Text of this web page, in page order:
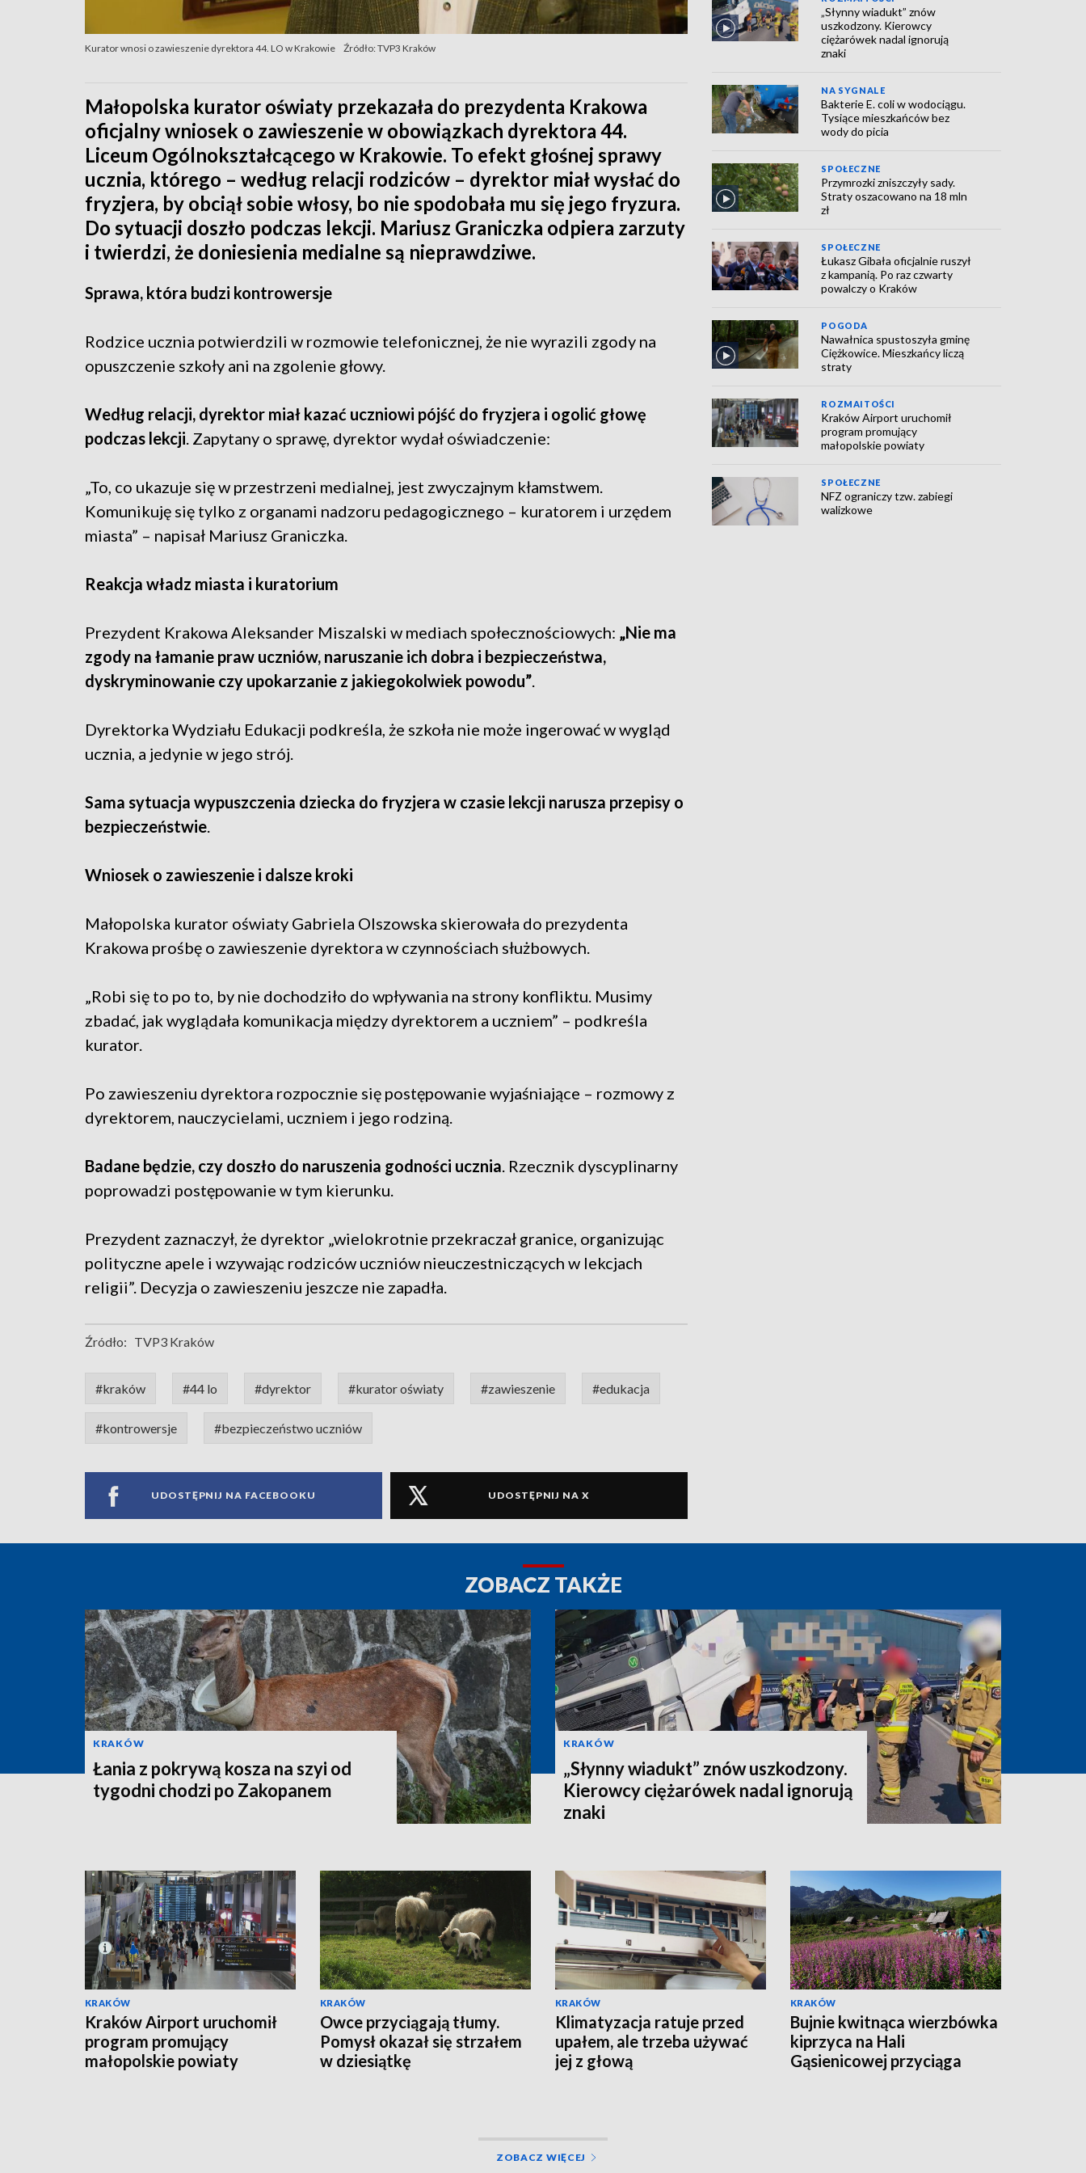
Kurator wnosi o zawieszenie dyrektora 44. LO w Krakowie Źródło: TVP3 Kraków
Małopolska kurator oświaty przekazała do prezydenta Krakowa
oficjalny wniosek o zawieszenie w obowiązkach dyrektora 44.
Liceum Ogólnokształcącego w Krakowie. To efekt głośnej sprawy
ucznia, którego – według relacji rodziców – dyrektor miał wysłać do
fryzjera, by obciął sobie włosy, bo nie spodobała mu się jego fryzura.
Do sytuacji doszło podczas lekcji. Mariusz Graniczka odpiera zarzuty
i twierdzi, że doniesienia medialne są nieprawdziwe.
Sprawa, która budzi kontrowersje
Rodzice ucznia potwierdzili w rozmowie telefonicznej, że nie wyrazili zgody na
opuszczenie szkoły ani na zgolenie głowy.
Według relacji, dyrektor miał kazać uczniowi pójść do fryzjera i ogolić głowę
podczas lekcji . Zapytany o sprawę, dyrektor wydał oświadczenie:
„To, co ukazuje się w przestrzeni medialnej, jest zwyczajnym kłamstwem.
Komunikuję się tylko z organami nadzoru pedagogicznego – kuratorem i urzędem
miasta” – napisał Mariusz Graniczka.
Reakcja władz miasta i kuratorium
Prezydent Krakowa Aleksander Miszalski w mediach społecznościowych: „Nie ma
zgody na łamanie praw uczniów, naruszanie ich dobra i bezpieczeństwa,
dyskryminowanie czy upokarzanie z jakiegokolwiek powodu”
Dyrektorka Wydziału Edukacji podkreśla, że szkoła nie może ingerować w wygląd
ucznia, a jedynie w jego strój.
Sama sytuacja wypuszczenia dziecka do fryzjera w czasie lekcji narusza przepisy o
bezpieczeństwie
Wniosek o zawieszenie i dalsze kroki
Małopolska kurator oświaty Gabriela Olszowska skierowała do prezydenta
Krakowa prośbę o zawieszenie dyrektora w czynnościach służbowych.
„Robi się to po to, by nie dochodziło do wpływania na strony konfliktu. Musimy
zbadać, jak wyglądała komunikacja między dyrektorem a uczniem” – podkreśla
kurator.
Po zawieszeniu dyrektora rozpocznie się postępowanie wyjaśniające – rozmowy z
dyrektorem, nauczycielami, uczniem i jego rodziną.
Badane będzie, czy doszło do naruszenia godności ucznia . Rzecznik dyscyplinarny
poprowadzi postępowanie w tym kierunku.
Prezydent zaznaczył, że dyrektor „wielokrotnie przekraczał granice, organizując
polityczne apele i wzywając rodziców uczniów nieuczestniczących w lekcjach
religii”. Decyzja o zawieszeniu jeszcze nie zapadła.
Źródło: TVP3 Kraków
#kraków #44 lo #dyrektor #kurator oświaty #zawieszenie #edukacja
#kontrowersje #bezpieczeństwo uczniów
UDOSTĘPNIJ NA FACEBOOKU UDOSTĘPNIJ NA X
„Słynny wiadukt” znów
uszkodzony. Kierowcy
ciężarówek nadal ignorują
znaki
NA SYGNALE
Bakterie E. coli w wodociągu.
Tysiące mieszkańców bez
wody do picia
SPOŁECZNE
Przymrozki zniszczyły sady.
Straty oszacowano na 18 mln
zł
SPOŁECZNE
Łukasz Gibała oficjalnie ruszył
z kampanią. Po raz czwarty
powalczy o Kraków
POGODA
Nawałnica spustoszyła gminę
Ciężkowice. Mieszkańcy liczą
straty
ROZMAITOŚCI
Kraków Airport uruchomił
program promujący
małopolskie powiaty
SPOŁECZNE
NFZ ograniczy tzw. zabiegi
walizkowe
ZOBACZ TAKŻE
KRAKÓW
Łania z pokrywą kosza na szyi od
tygodni chodzi po Zakopanem
KRAKÓW
„Słynny wiadukt” znów uszkodzony.
Kierowcy ciężarówek nadal ignorują
znaki
KRAKÓW
Kraków Airport uruchomił
program promujący
małopolskie powiaty
KRAKÓW
Owce przyciągają tłumy.
Pomysł okazał się strzałem
w dziesiątkę
KRAKÓW
Klimatyzacja ratuje przed
upałem, ale trzeba używać
jej z głową
KRAKÓW
Bujnie kwitnąca wierzbówka
kiprzyca na Hali
Gąsienicowej przyciąga
ZOBACZ WIĘCEJ